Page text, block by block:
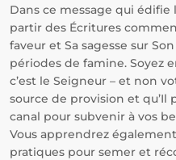
Dans ce message qui édifie
partir des Écritures
faveur et Sa sagesse sur
périodes de famine. Soyez
c’est le Seigneur – et non
source de provision et qu’Il
canal pour subvenir à vos
Vous apprendrez
pratiques pour semer et